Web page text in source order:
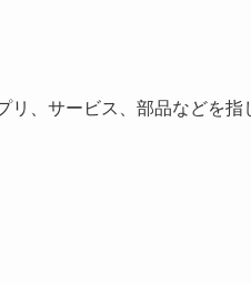
、サービス、部品などを指